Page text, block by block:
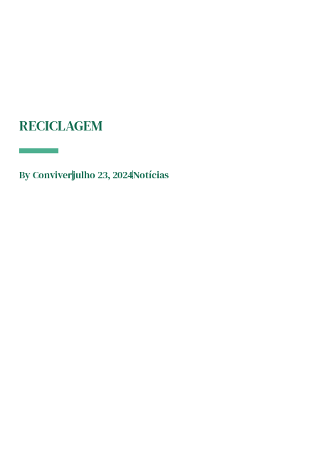
RECICLAGEM
ByConviverjulho 23, 2024Notícias